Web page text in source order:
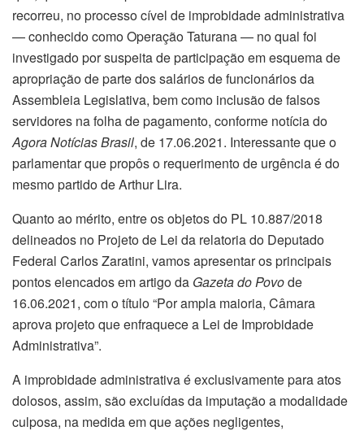
recorreu, no processo cível de improbidade administrativa
— conhecido como Operação Taturana — no qual foi
investigado por suspeita de participação em esquema de
apropriação de parte dos salários de funcionários da
Assembleia Legislativa, bem como inclusão de falsos
servidores na folha de pagamento, conforme notícia do
Agora Notícias Brasil, de 17.06.2021. Interessante que o
parlamentar que propôs o requerimento de urgência é do
mesmo partido de Arthur Lira.
Quanto ao mérito, entre os objetos do PL 10.887/2018
delineados no Projeto de Lei da relatoria do Deputado
Federal Carlos Zaratini, vamos apresentar os principais
pontos elencados em artigo da Gazeta do Povode
16.06.2021, com o título “Por ampla maioria, Câmara
aprova projeto que enfraquece a Lei de Improbidade
Administrativa”.
A improbidade administrativa é exclusivamente para atos
dolosos, assim, são excluídas da imputação a modalidade
culposa, na medida em que ações negligentes,